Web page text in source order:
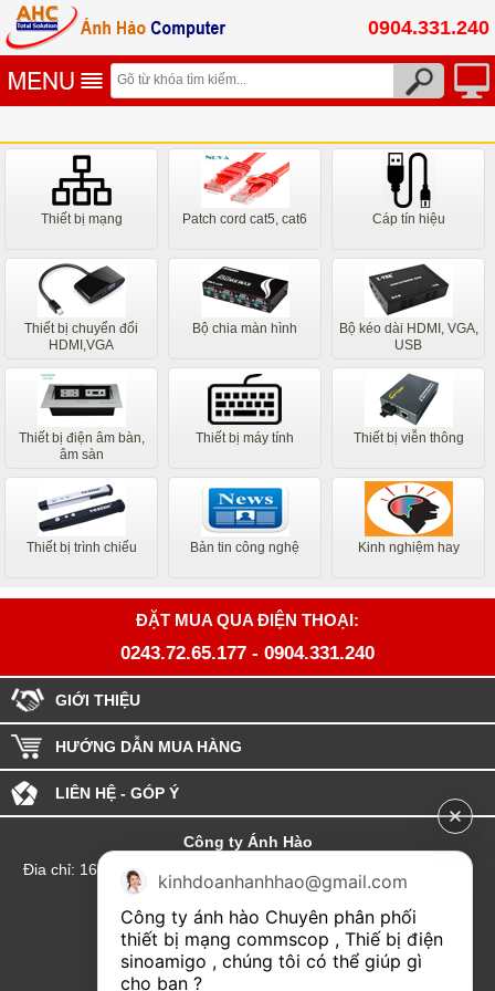
0904.331.240
Thiết bị mạng Patch cord cat5, cat6 Cáp tín hiệu
Thiết bị chuyển đổi
HDMI,VGA
Bộ chia màn hình
Bộ kéo dài HDMI, VGA,
USB
Thiết bị điện âm bàn,
âm sàn
Thiết bị máy tính Thiết bị viễn thông
Thiết bị trình chiếu Bản tin công nghệ Kinh nghiệm hay
ĐẶT MUA QUA ĐIỆN THOẠI:
0243.72.65.177 - 0904.331.240
GIỚI THIỆU
HƯỚNG DẪN MUA HÀNG
LIÊN HỆ - GÓP Ý
Công ty Ánh Hào
Đia chỉ: 164 Phố Chùa Láng - Phường Láng - Thành phố Hà Nội
hotline:0904.331.240
Email: Kinhdoanhanhhao@gmail.com
Đại lý Hải Phòng
kinhdoanhanhhao@gmail.com
Công ty ánh hào Chuyên phân phối
thiết bị mạng commscop , Thiế bị điện
sinoamigo , chúng tôi có thể giúp gì
cho bạn ?